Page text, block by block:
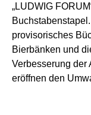
„LUDWIG
provisorisches
Bierbänken und
Verbesserung der
eröffnen den